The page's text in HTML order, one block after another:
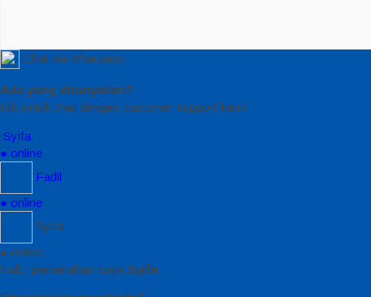
Chat via Whatsapp
Ada yang ditanyakan?
Klik untuk chat dengan customer support kami
Syifa
● online
Fadil
● online
Syifa
● online
Halo, perkenalkan saya Syifa